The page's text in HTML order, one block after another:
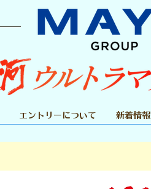
エントリーについて 新着情報